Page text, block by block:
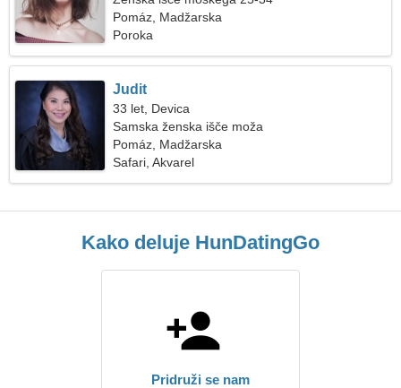
Pomáz, Madžarska
Poroka
Judit
33 let, Devica
Samska ženska išče moža
Pomáz, Madžarska
Safari, Akvarel
Kako deluje HunDatingGo
Pridruži se nam